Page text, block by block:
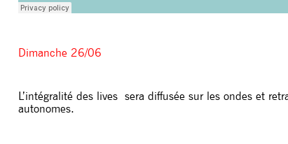
Dimanche 26/06
L’intégralité des lives sera diffusée sur les ondes et
autonomes.